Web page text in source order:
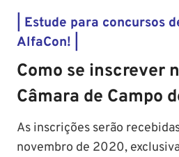
| Estude para concursos
AlfaCon! |
Como se inscrever
Câmara de Campo
As inscrições serão
novembro de 2020,